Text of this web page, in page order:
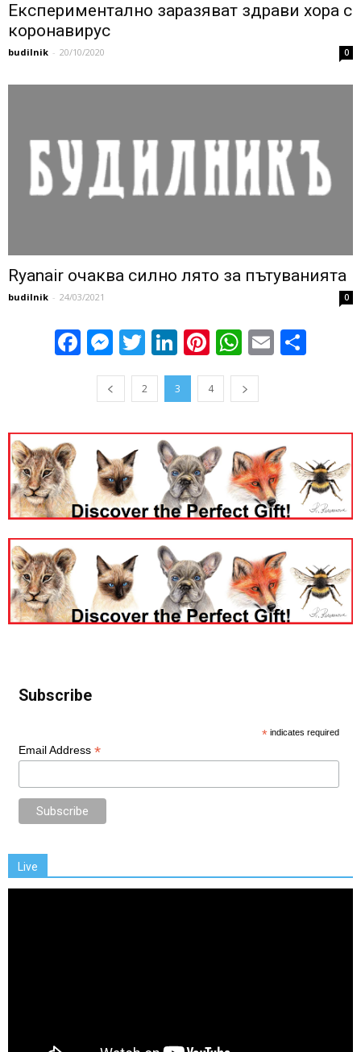
Експериментално заразяват здрави хора с
коронавирус
budilnik - 20/10/2020 0
Ryanair очаква силно лято за пътуванията
budilnik - 24/03/2021 0
Facebook
Messenger
Twitter
LinkedIn
Pinterest
WhatsApp
Email
2 3 4
Subscribe
* indicates required
Email Address *
Live